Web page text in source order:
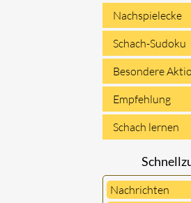
Nachspielecke
Schach-Sudoku
Besondere
Empfehlung
Schach lernen
Nachrichten